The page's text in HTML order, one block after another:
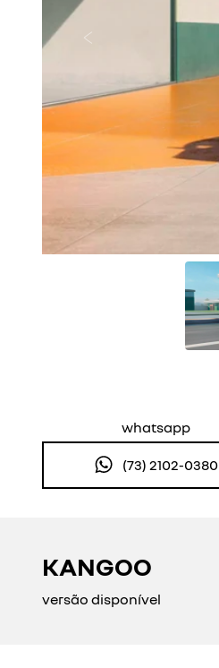
Anterior
whatsapp
(73) 2102-0380
KANGOO
versão disponível